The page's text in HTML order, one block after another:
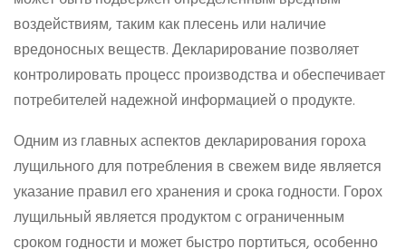
воздействиям, таким как плесень или наличие
вредоносных веществ. Декларирование позволяет
контролировать процесс производства и обеспечивает
потребителей надежной информацией о продукте.
Одним из главных аспектов декларирования гороха
лущильного для потребления в свежем виде является
указание правил его хранения и срока годности. Горох
лущильный является продуктом с ограниченным
сроком годности и может быстро портиться, особенно